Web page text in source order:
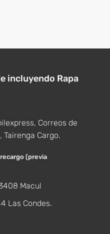
incluyendo Rapa
Correos de
Tairenga Cargo.
(previa
Macul
Las Condes.